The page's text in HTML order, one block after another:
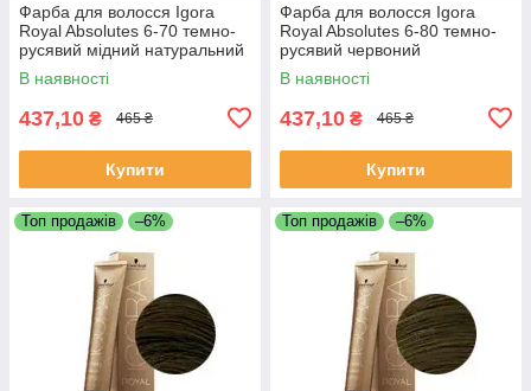
Фарба для волосся Igora
Royal Absolutes 6-70 темно-
русявий мідний натуральний
60 мл
В наявності
437,10 ₴ 465 ₴
Купити
Фарба для волосся Igora
Royal Absolutes 6-80 темно-
русявий червоний
натуральний 60 мл
В наявності
437,10 ₴ 465 ₴
Купити
Топ продажів –6% Топ продажів –6%